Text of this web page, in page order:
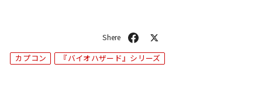
シ
ア
ト
カプコン 『バイオハザード』シリーズ